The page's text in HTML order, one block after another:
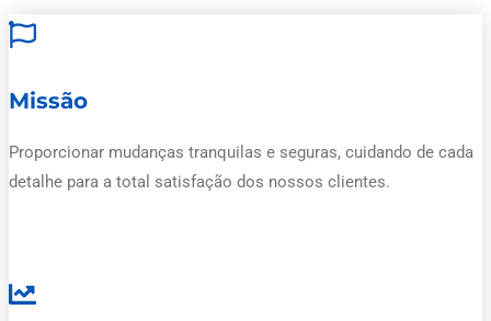
Missão
Proporcionar mudanças tranquilas e seguras, cuidando de cada
detalhe para a total satisfação dos nossos clientes.